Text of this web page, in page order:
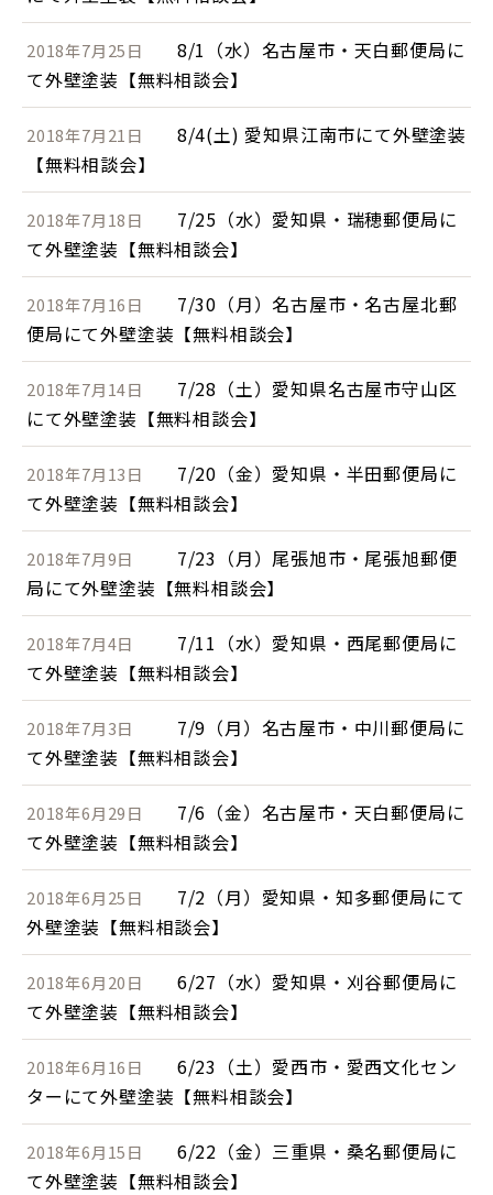
2018年7月25日
8/1（水）名古屋市・天白郵便局に
て外壁塗装【無料相談会】
2018年7月21日
8/4(土) 愛知県江南市にて外壁塗装
【無料相談会】
2018年7月18日
7/25（水）愛知県・瑞穂郵便局に
て外壁塗装【無料相談会】
2018年7月16日
7/30（月）名古屋市・名古屋北郵
便局にて外壁塗装【無料相談会】
2018年7月14日
7/28（土）愛知県名古屋市守山区
にて外壁塗装【無料相談会】
2018年7月13日
7/20（金）愛知県・半田郵便局に
て外壁塗装【無料相談会】
2018年7月9日
7/23（月）尾張旭市・尾張旭郵便
局にて外壁塗装【無料相談会】
2018年7月4日
7/11（水）愛知県・西尾郵便局に
て外壁塗装【無料相談会】
2018年7月3日
7/9（月）名古屋市・中川郵便局に
て外壁塗装【無料相談会】
2018年6月29日
7/6（金）名古屋市・天白郵便局に
て外壁塗装【無料相談会】
2018年6月25日
7/2（月）愛知県・知多郵便局にて
外壁塗装【無料相談会】
2018年6月20日
6/27（水）愛知県・刈谷郵便局に
て外壁塗装【無料相談会】
2018年6月16日
6/23（土）愛西市・愛西文化セン
ターにて外壁塗装【無料相談会】
2018年6月15日
6/22（金）三重県・桑名郵便局に
て外壁塗装【無料相談会】